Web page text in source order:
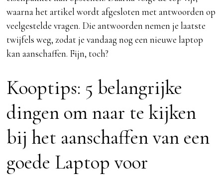
waarna het artikel wordt afgesloten met antwoorden op
veelgestelde vragen. Die antwoorden nemen je laatste
twijfels weg, zodat je vandaag nog een nieuwe laptop
kan aanschaffen. Fijn, toch?
Kooptips: 5 belangrijke
dingen om naar te kijken
bij het aanschaffen van een
goede Laptop voor